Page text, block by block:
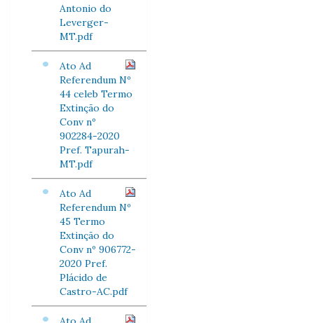
Antonio do
Leverger-
MT.pdf
Ato Ad
Referendum Nº
44 celeb Termo
Extinção do
Conv nº
902284-2020
Pref. Tapurah-
MT.pdf
Ato Ad
Referendum Nº
45 Termo
Extinção do
Conv nº 906772-
2020 Pref.
Plácido de
Castro-AC.pdf